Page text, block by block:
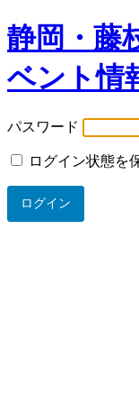
静岡・藤
ベント情
パスワード
ログイン状態を